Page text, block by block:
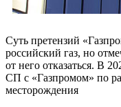
Суть претензий
российский газ, но
от него отказаться. В
СП с «Газпромом» по
месторождения